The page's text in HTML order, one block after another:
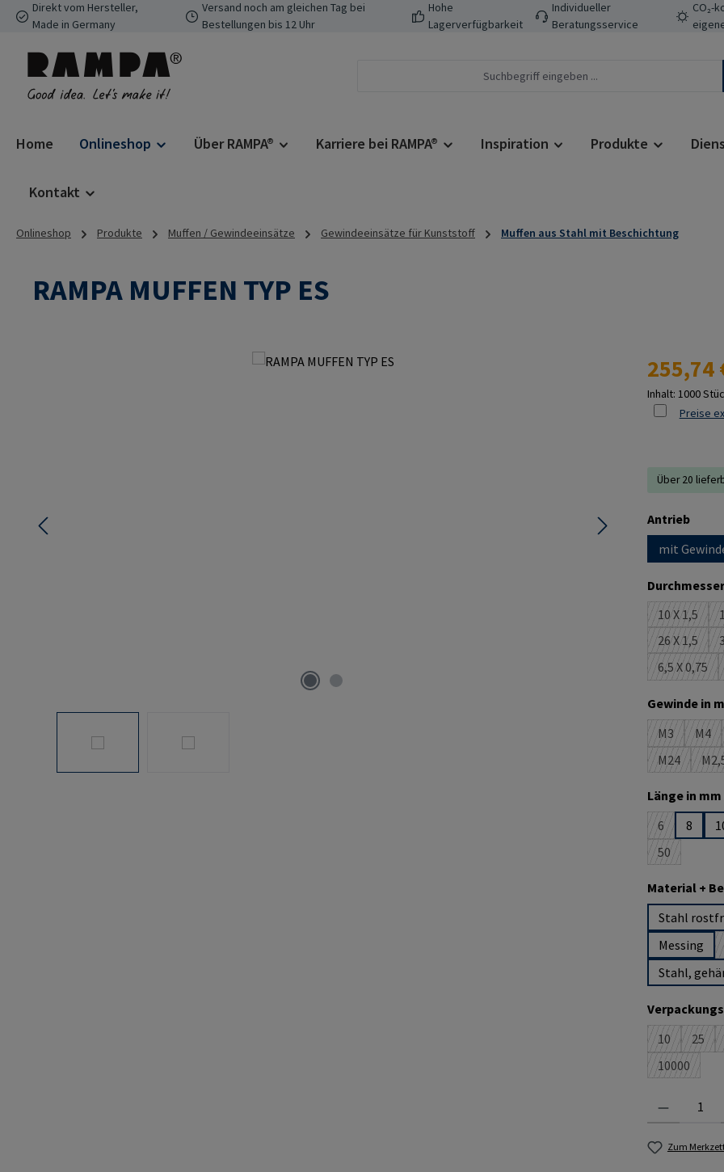
Hauptinhalt springen
Zur Suche springen
Zur Hauptnavigation springen
Direkt vom Hersteller,
Made in Germany
Versand noch am gleichen Tag bei
Bestellungen bis 12 Uhr
Hohe
Lagerverfügbarkeit
Individueller
Beratungsservice
CO₂-
Home Onlineshop Über RAMPA® Karriere bei RAMPA® Inspiration Produkte
Kontakt
Onlineshop Produkte Muffen / Gewindeeinsätze Gewindeeinsätze für Kunststoff Muffen aus Stahl mit Beschichtung
RAMPA MUFFEN TYP ES
Regulärer
255,74
Inhalt: 1000
Preise
Über 20
Antrieb
mit
10 X 1,5
(Diese
26 X 1,5
(Diese
6,5 X 0,75
(Diese
Gewinde in
M3
(Diese
M4
M24
(Diese
Länge in mm
6
(Diese
8
50
(Diese
Material +
Stahl
Messing
Stahl,
10
(Diese
25
10000
(Diese
Zum